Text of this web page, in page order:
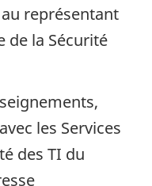
représentant
de la Sécurité
les Services
des TI du